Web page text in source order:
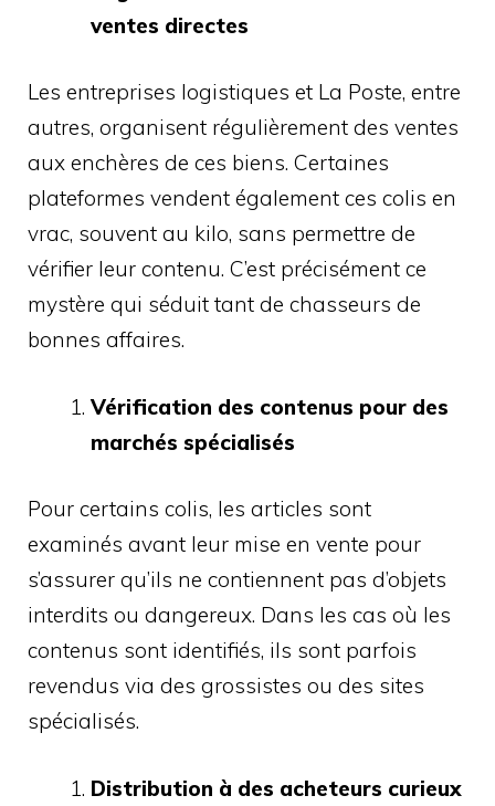
ventes directes
Les entreprises logistiques et La Poste, entre
autres, organisent régulièrement des ventes
aux enchères de ces biens. Certaines
plateformes vendent également ces colis en
vrac, souvent au kilo, sans permettre de
vérifier leur contenu. C’est précisément ce
mystère qui séduit tant de chasseurs de
bonnes affaires.
Vérification des contenus pour des
marchés spécialisés
Pour certains colis, les articles sont
examinés avant leur mise en vente pour
s’assurer qu’ils ne contiennent pas d’objets
interdits ou dangereux. Dans les cas où les
contenus sont identifiés, ils sont parfois
revendus via des grossistes ou des sites
spécialisés.
Distribution à des acheteurs curieux